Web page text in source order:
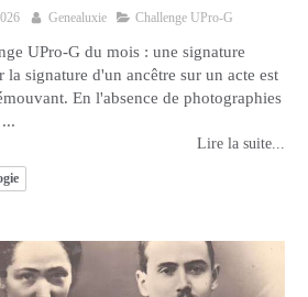
Genealuxie Challenge UPro-G
UPro-G du mois : une signature
la signature d'un ancêtre sur un acte est
En l'absence de photographies
Lire la suite...